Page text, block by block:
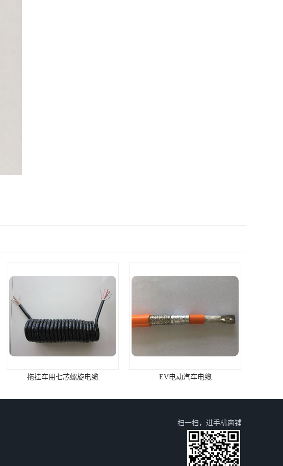
拖挂车用七芯螺旋电缆 EV电动汽车电缆
扫一扫，进手机商铺